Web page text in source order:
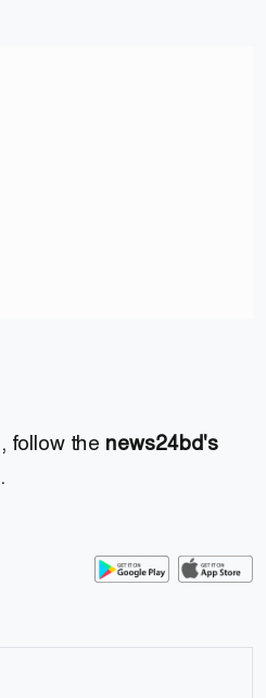
follow the news24bd's